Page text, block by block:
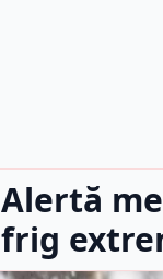
Alertă
frig